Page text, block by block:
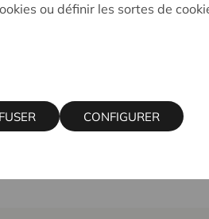
Le processus de sélection a
cooptation qui a permis de
en vidéoet dans l’émission
radio).
ou définir les sortes de
CONFIGURER